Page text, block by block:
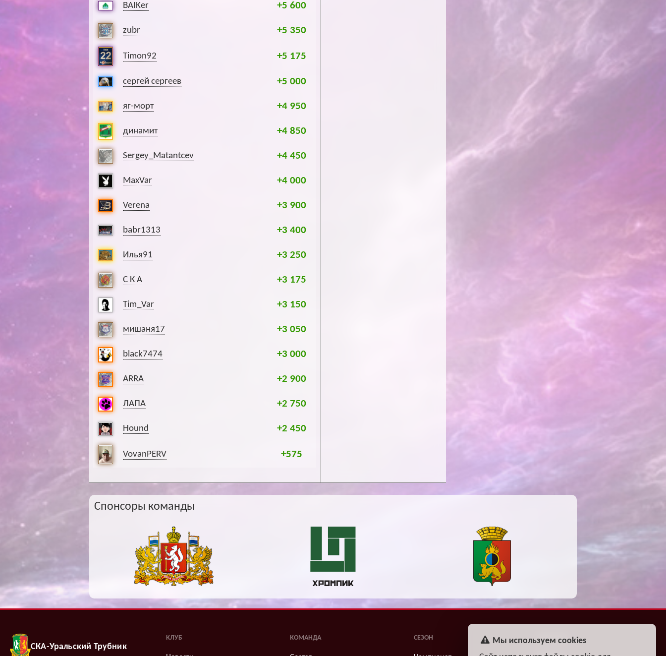
BAIKer +5 600
zubr +5 350
Timon92 +5 175
сергей сергеев +5 000
яг-морт +4 950
динамит +4 850
Sergey_Matantcev +4 450
MaxVar +4 000
Verena +3 900
babr1313 +3 400
Илья91 +3 250
С К А +3 175
Tim_Var +3 150
мишаня17 +3 050
black7474 +3 000
ARRA +2 900
ЛАПА +2 750
Hound +2 450
VovanPERV +575
Спонсоры команды
СКА-Уральский Трубник
КЛУБ КОМАНДА СЕЗОН ФАН-КЛУБ
Мы используем cookies